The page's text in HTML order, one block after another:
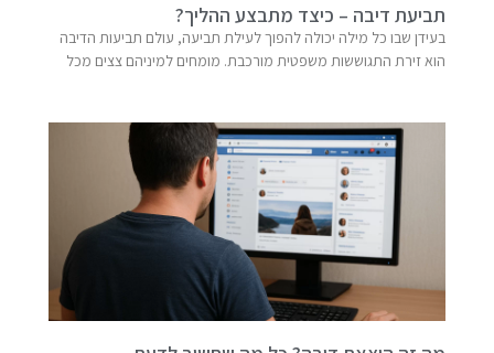
תביעת דיבה – כיצד מתבצע ההליך?
בעידן שבו כל מילה יכולה להפוך לעילת תביעה, עולם תביעות הדיבה
הוא זירת התגוששות משפטית מורכבת. מומחים למיניהם צצים מכל